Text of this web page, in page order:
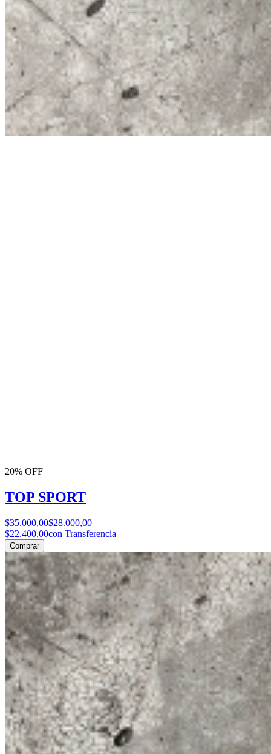
20% OFF
TOP SPORT
$35.000,00$28.000,00
$22.400,00con Transferencia
Comprar